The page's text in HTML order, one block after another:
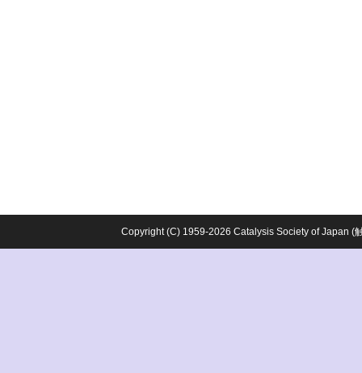
Copyright (C) 1959-2026 Catalysis Society of Japan (